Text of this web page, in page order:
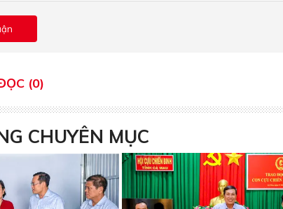
(0)
CHUYÊN MỤC